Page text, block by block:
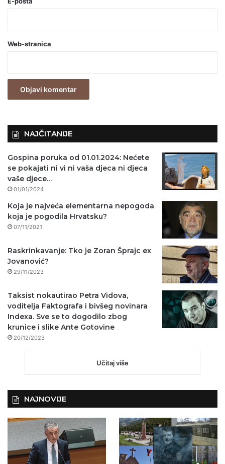
a
v
z
Web-stranica
NAJČITANIJE
Gospina poruka od 01.01.2024: Nećete
se pokajati ni vi ni vaša djeca ni djeca
vaše djece…
01/01/2024
Koja je najveća elementarna nepogoda
koja je pogodila Hrvatsku?
07/11/2021
Raskrinkavanje: Tko je Zoran Šprajc ex
Jovanović?
29/11/2023
Taksist nokautirao Petra Vidova,
voditelja Faktografa i bivšeg novinara
Indexa. Sve se to dogodilo zbog
krunice i slike Ante Gotovine
20/12/2023
Učitaj više
NAJNOVIJE